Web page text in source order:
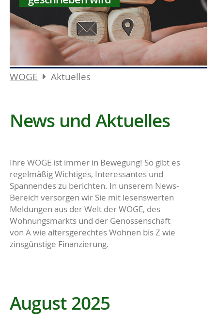
WOGE Aktuelles
News und Aktuelles
Ihre WOGE ist immer in Bewegung! So gibt es
regelmäßig Wichtiges, Interessantes und
Spannendes zu berichten. In unserem News-
Bereich versorgen wir Sie mit lesenswerten
Meldungen aus der Welt der WOGE, des
Wohnungsmarkts und der Genossenschaft
von A wie altersgerechtes Wohnen bis Z wie
zinsgünstige Finanzierung.
August 2025